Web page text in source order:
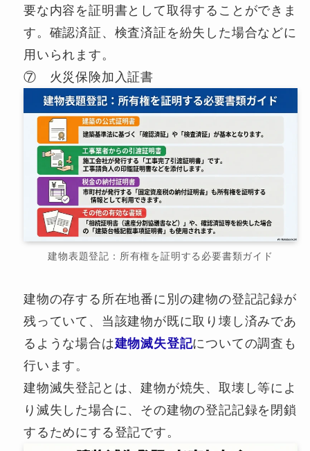
要な内容を証明書として取得することができま
す。確認済証、検査済証を紛失した場合などに
用いられます。
⑦ 火災保険加入証書
建物表題登記：所有権を証明する必要書類ガイド
建物の存する所在地番に別の建物の登記記録が
残っていて、当該建物が既に取り壊し済みであ
るような場合は建物滅失登記についての調査も
行います。
建物滅失登記とは、建物が焼失、取壊し等によ
り滅失した場合に、その建物の登記記録を閉鎖
するためにする登記です。